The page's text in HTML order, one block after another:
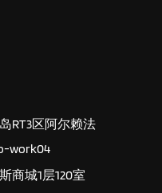
RT3区阿尔赖法
work04
商城1层120室